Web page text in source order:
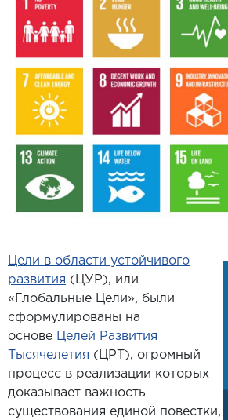
Цели в области устойчивого
развития (ЦУР), или
«Глобальные Цели», были
сформулированы на
основе Целей Развития
Тысячелетия (ЦРТ), огромный
процесс в реализации которых
доказывает важность
существования единой повестки,